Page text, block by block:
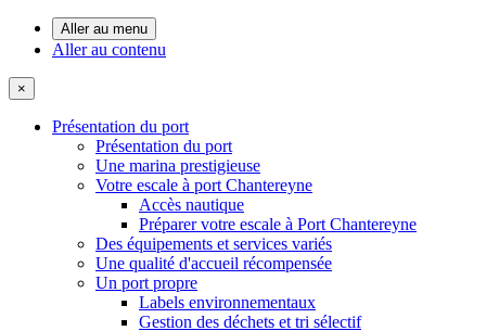
Aller au menu
Aller au contenu
×
Présentation du port
Présentation du port
Une marina prestigieuse
Votre escale à port Chantereyne
Accès nautique
Préparer votre escale à Port Chantereyne
Des équipements et services variés
Une qualité d'accueil récompensée
Un port propre
Labels environnementaux
Gestion des déchets et tri sélectif